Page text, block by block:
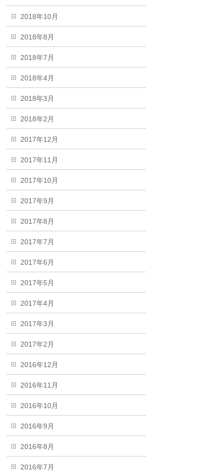
2018年10月
2018年8月
2018年7月
2018年4月
2018年3月
2018年2月
2017年12月
2017年11月
2017年10月
2017年9月
2017年8月
2017年7月
2017年6月
2017年5月
2017年4月
2017年3月
2017年2月
2016年12月
2016年11月
2016年10月
2016年9月
2016年8月
2016年7月